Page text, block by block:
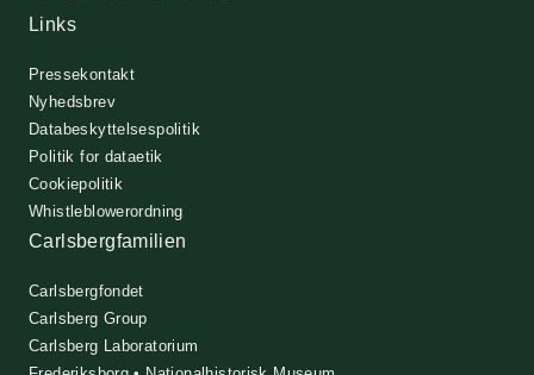
Links
Pressekontakt
Nyhedsbrev
Databeskyttelsespolitik
Politik for dataetik
Cookiepolitik
Whistleblowerordning
Carlsbergfamilien
Carlsbergfondet
Carlsberg Group
Carlsberg Laboratorium